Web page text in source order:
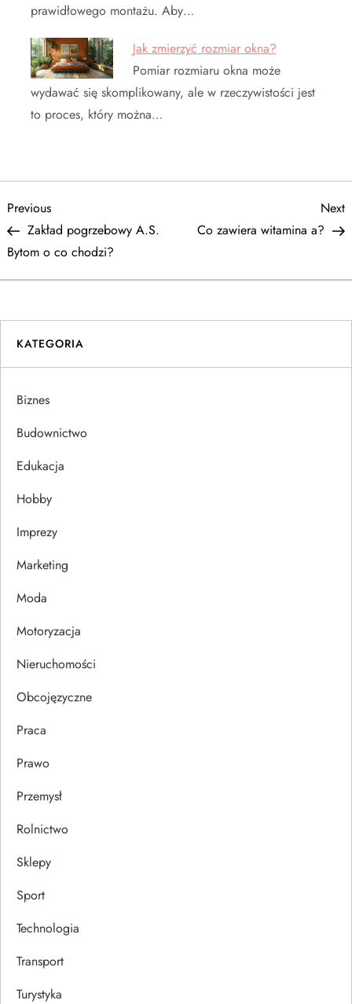
prawidłowego montażu. Aby…
Jak zmierzyć rozmiar okna?
Pomiar rozmiaru okna może
wydawać się skomplikowany, ale w rzeczywistości jest
to proces, który można…
N
a
w
i
g
a
c
a
w
p
u
Previous
Post
Previous
Zakład pogrzebowy A.S.
Bytom o co chodzi?
Next
Co zawiera witamina a?
KATEGORIA
Biznes
Budownictwo
Edukacja
Hobby
Imprezy
Marketing
Moda
Motoryzacja
Nieruchomości
Obcojęzyczne
Praca
Prawo
Przemysł
Rolnictwo
Sklepy
Sport
Technologia
Transport
Turystyka